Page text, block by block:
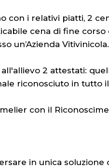
con i relativi piatti, 2
cena di fine
un’Azienda Vitivinicola.
2 attestati:
riconosciuto in tutto
con il
in unica soluzione